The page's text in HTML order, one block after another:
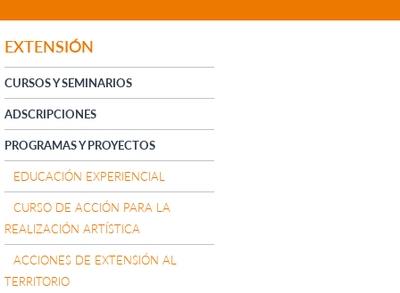
EXTENSIÓN
CURSOS Y SEMINARIOS
ADSCRIPCIONES
PROGRAMAS Y PROYECTOS
EDUCACIÓN EXPERIENCIAL
CURSO DE ACCIÓN PARA LA
REALIZACIÓN ARTÍSTICA
ACCIONES DE EXTENSIÓN AL
TERRITORIO